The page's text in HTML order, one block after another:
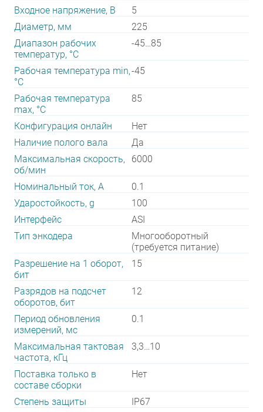
Входное напряжение, В
5
Диаметр, мм
225
Диапазон рабочих
температур, °С
-45…85
Рабочая температура min,
°С
-45
Рабочая температура
max, °С
85
Конфигурация онлайн
Нет
Наличие полого вала
Да
Максимальная скорость,
об/мин
6000
Номинальный ток, А
0.1
Ударостойкость, g
100
Интерфейс
ASI
Тип энкодера
Многооборотный
(требуется питание)
Разрешение на 1 оборот,
бит
15
Разрядов на подсчет
оборотов, бит
12
Период обновления
измерений, мс
0.1
Максимальная тактовая
частота, кГц
3,3…10
Поставка только в
составе сборки
Нет
Степень защиты
IP67